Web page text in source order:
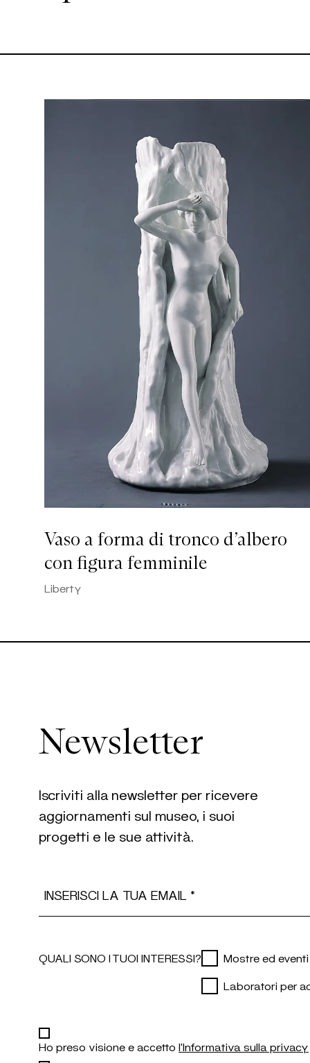
Vaso a forma di tronco d’albero
con figura femminile
Liberty
Newsletter
Iscriviti alla newsletter per ricevere
aggiornamenti sul museo, i suoi
progetti e le sue attività.
QUALI SONO I TUOI INTERESSI? Mostre ed eventi
Laboratori per
Ho preso visione e accetto l'Informativa sulla privacy